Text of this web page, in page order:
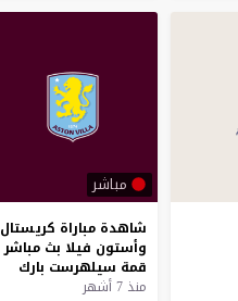
مباشر
شاهدة مباراة كريستال
وأستون فيلا بث مباشر
قمة سيلهرست بارك
منذ 7 أشهر